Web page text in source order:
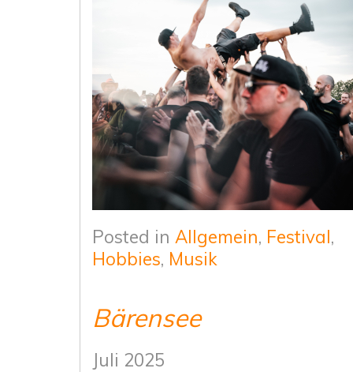
Posted in Allgemein, Festival,
Hobbies, Musik
Bärensee
Juli 2025